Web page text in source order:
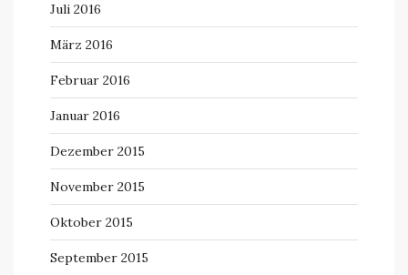
Juli 2016
März 2016
Februar 2016
Januar 2016
Dezember 2015
November 2015
Oktober 2015
September 2015